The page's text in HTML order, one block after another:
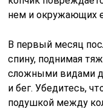
нем и окружающих
В первый месяц
спину, поднимая
сложными видами
и бег. Убедитесь,
подушкой между